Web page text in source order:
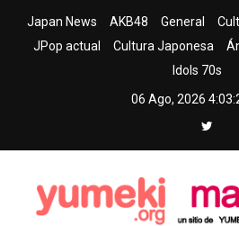
Japan News AKB48 General
JPop actual
Cultura Japonesa
Idols 70s
06 Ago, 2026